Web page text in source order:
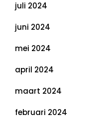
juli 2024
juni 2024
mei 2024
april 2024
maart 2024
februari 2024